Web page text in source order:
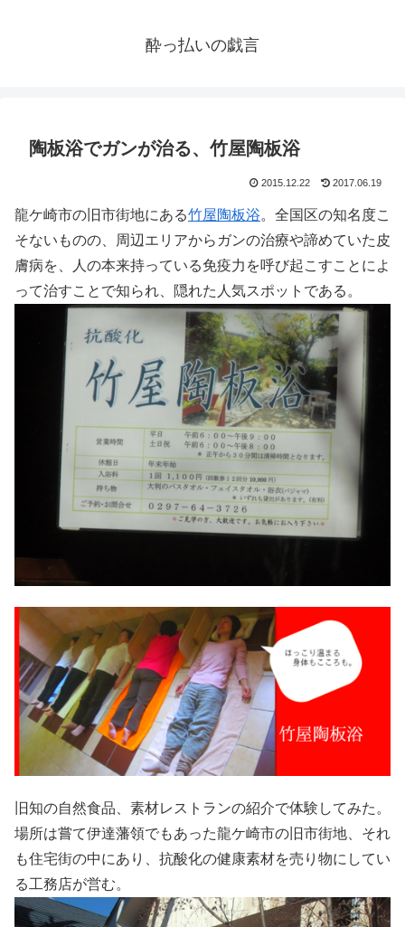
酔っ払いの戯言
陶板浴でガンが治る、竹屋陶板浴
2015.12.22 2017.06.19
龍ケ崎市の旧市街地にある竹屋陶板浴。全国区の知名度こ
そないものの、周辺エリアからガンの治療や諦めていた皮
膚病を、人の本来持っている免疫力を呼び起こすことによ
って治すことで知られ、隠れた人気スポットである。
旧知の自然食品、素材レストランの紹介で体験してみた。
場所は嘗て伊達藩領でもあった龍ケ崎市の旧市街地、それ
も住宅街の中にあり、抗酸化の健康素材を売り物にしてい
る工務店が営む。